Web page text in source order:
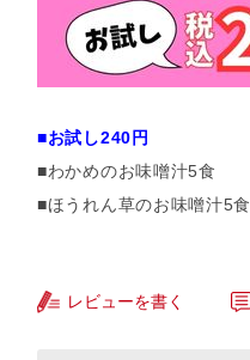
■お試し240円
■わかめのお味噌汁5食
■ほうれん草のお味噌汁5食
レビューを書く